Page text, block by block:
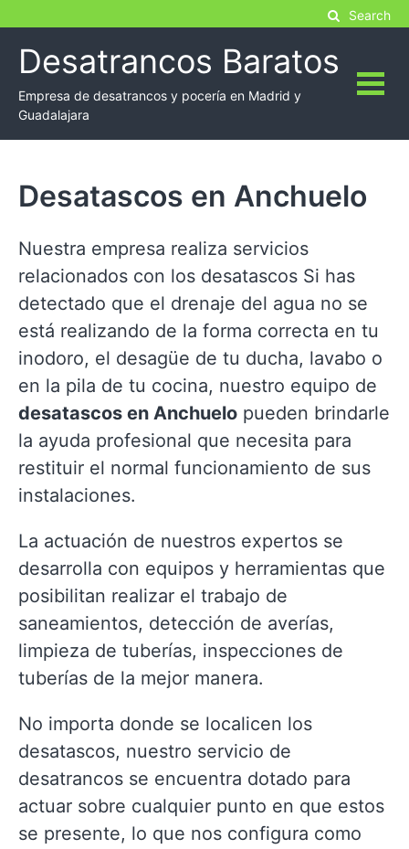
content
Search
Desatrancos Baratos
Empresa de desatrancos y pocería en Madrid y
Guadalajara
Desatascos en Anchuelo
Nuestra empresa realiza servicios
relacionados con los desatascos Si has
detectado que el drenaje del agua no se
está realizando de la forma correcta en tu
inodoro, el desagüe de tu ducha, lavabo o
en la pila de tu cocina, nuestro equipo de
desatascos en Anchuelo pueden brindarle
la ayuda profesional que necesita para
restituir el normal funcionamiento de sus
instalaciones.
La actuación de nuestros expertos se
desarrolla con equipos y herramientas que
posibilitan realizar el trabajo de
saneamientos, detección de averías,
limpieza de tuberías, inspecciones de
tuberías de la mejor manera.
No importa donde se localicen los
desatascos, nuestro servicio de
desatrancos se encuentra dotado para
actuar sobre cualquier punto en que estos
se presente, lo que nos configura como